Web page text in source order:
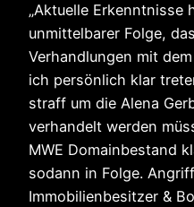
„Aktuelle Erkenntnisse
unmittelbarer Folge,
Verhandlungen mit
ich persönlich klar
straff um die Alena
verhandelt werden
MWE Domainbestand
sodann in Folge.
Immobilienbesitzer &